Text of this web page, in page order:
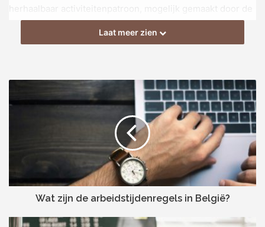
systematische organisatie van middelen in processen die
Voorbeeld van een workflow in
de HR
In de HR zijn er veel repeterende bedrijfsprocessen. Voor
iedere sollicitant wordt een sollicitatiegesprek gepland en
op basis van dat gesprek volgt een beslismoment: de
sollicitant wordt aangenomen of niet. Het maken van
afspraken, het arbeidscontract opmaken en ondertekenen,
Laat meer zien
Wat zijn de arbeidstijdenregels in België?